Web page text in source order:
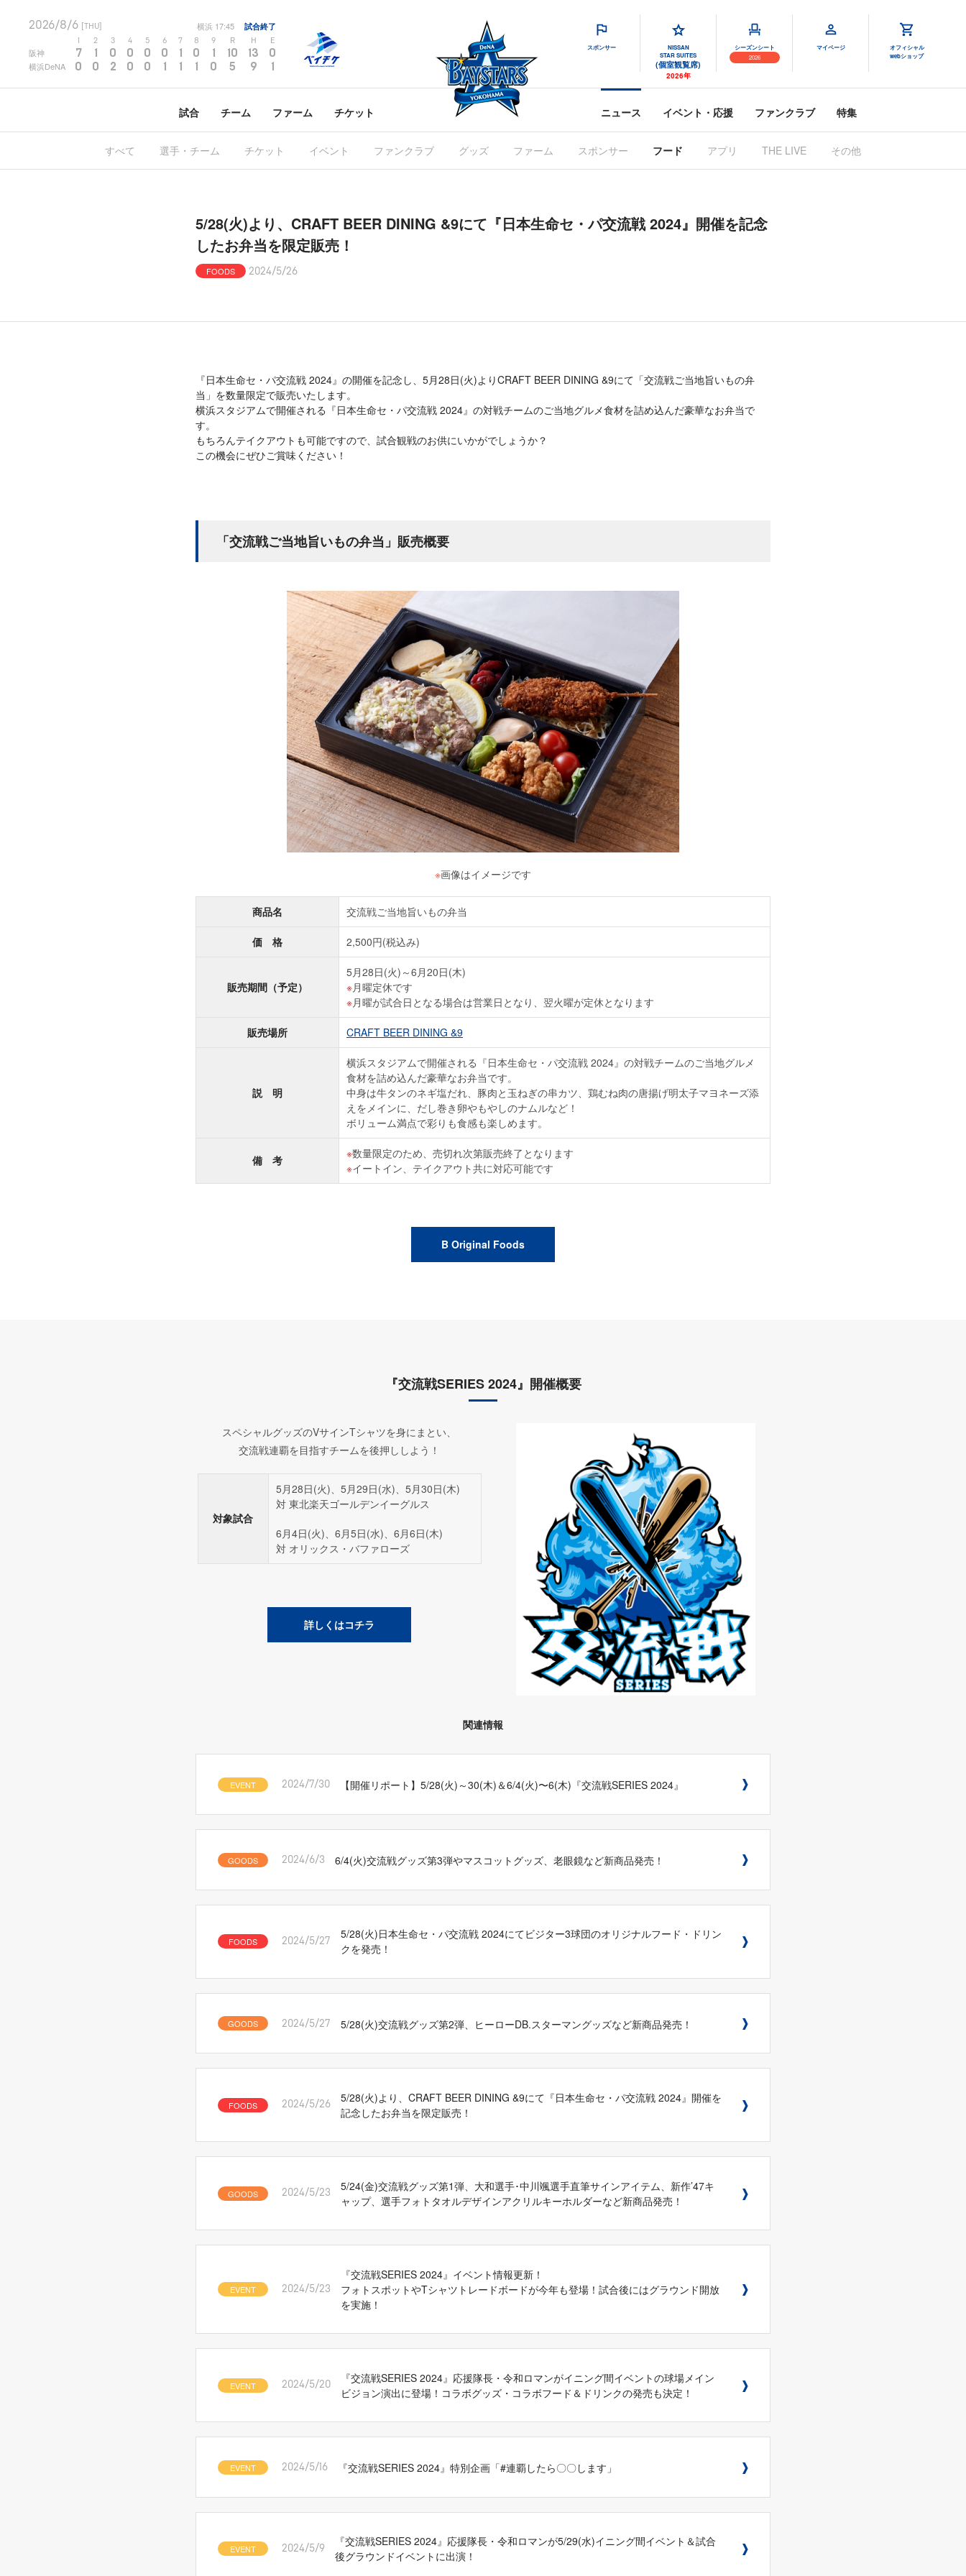
2026/8/6 [THU] 横浜 17:45 試合終了
2 3 4 5 6 7 8 9 R H E
阪神 7 1 0 0 0 0 1 0 1 10 13 0
横浜DeNA 0 0 2 0 0 1 1 1 0 5 9 1
スポンサー
NISSAN
STAR SUITES
(個室観覧席)
2026年
シーズンシート
2026
マイページ
オフィシャル
webショップ
試合 チーム ファーム チケット ニュース イベント・応援 ファンクラブ 特集
すべて 選手・チーム チケット イベント ファンクラブ グッズ ファーム スポンサー フード アプリ THE LIVE その他
5/28(火)より、CRAFT BEER DINING &9にて『日本生命セ・パ交流戦 2024』開催を記念
したお弁当を限定販売！
FOODS 2024/5/26
『日本生命セ・パ交流戦 2024』の開催を記念し、5月28日(火)よりCRAFT BEER DINING &9にて「交流戦ご当地旨いもの弁
当」を数量限定で販売いたします。
横浜スタジアムで開催される『日本生命セ・パ交流戦 2024』の対戦チームのご当地グルメ食材を詰め込んだ豪華なお弁当で
す。
もちろんテイクアウトも可能ですので、試合観戦のお供にいかがでしょうか？
この機会にぜひご賞味ください！
「交流戦ご当地旨いもの弁当」販売概要
※画像はイメージです
商品名 交流戦ご当地旨いもの弁当
価 格 2,500円(税込み)
販売期間（予定）
5月28日(火)～6月20日(木)
月曜定休です
月曜が試合日となる場合は営業日となり、翌火曜が定休となります
販売場所 CRAFT BEER DINING &9
説 明
横浜スタジアムで開催される『日本生命セ・パ交流戦 2024』の対戦チームのご当地グルメ
食材を詰め込んだ豪華なお弁当です。
中身は牛タンのネギ塩だれ、豚肉と玉ねぎの串カツ、鶏むね肉の唐揚げ明太子マヨネーズ添
えをメインに、だし巻き卵やもやしのナムルなど！
ボリューム満点で彩りも食感も楽しめます。
備 考
数量限定のため、売切れ次第販売終了となります
イートイン、テイクアウト共に対応可能です
B Original Foods
『交流戦SERIES 2024』開催概要
スペシャルグッズのVサインTシャツを身にまとい、
交流戦連覇を目指すチームを後押ししよう！
対象試合
5月28日(火)、5月29日(水)、5月30日(木)
対 東北楽天ゴールデンイーグルス
6月4日(火)、6月5日(水)、6月6日(木)
対 オリックス・バファローズ
詳しくはコチラ
関連情報
EVENT 2024/7/30 【開催リポート】5/28(火)～30(木)＆6/4(火)〜6(木)『交流戦SERIES 2024』
GOODS 2024/6/3 6/4(火)交流戦グッズ第3弾やマスコットグッズ、老眼鏡など新商品発売！
FOODS 2024/5/27
5/28(火)日本生命セ・パ交流戦 2024にてビジター3球団のオリジナルフード・ドリン
クを発売！
GOODS 2024/5/27 5/28(火)交流戦グッズ第2弾、ヒーローDB.スターマングッズなど新商品発売！
FOODS 2024/5/26
5/28(火)より、CRAFT BEER DINING &9にて『日本生命セ・パ交流戦 2024』開催を
記念したお弁当を限定販売！
GOODS 2024/5/23
5/24(金)交流戦グッズ第1弾、大和選手･中川颯選手直筆サインアイテム、新作’47キ
ャップ、選手フォトタオルデザインアクリルキーホルダーなど新商品発売！
EVENT 2024/5/23
『交流戦SERIES 2024』イベント情報更新！
フォトスポットやTシャツトレードボードが今年も登場！試合後にはグラウンド開放
を実施！
EVENT 2024/5/20
『交流戦SERIES 2024』応援隊長・令和ロマンがイニング間イベントの球場メイン
ビジョン演出に登場！コラボグッズ・コラボフード＆ドリンクの発売も決定！
EVENT 2024/5/16 『交流戦SERIES 2024』特別企画「#連覇したら〇〇します」
EVENT 2024/5/9
『交流戦SERIES 2024』応援隊長・令和ロマンが5/29(水)イニング間イベント＆試合
後グラウンドイベントに出演！